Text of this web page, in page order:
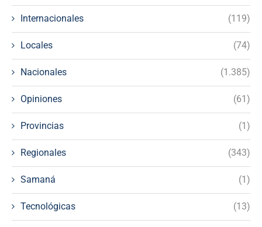
Internacionales (119)
Locales (74)
Nacionales (1.385)
Opiniones (61)
Provincias (1)
Regionales (343)
Samaná (1)
Tecnológicas (13)